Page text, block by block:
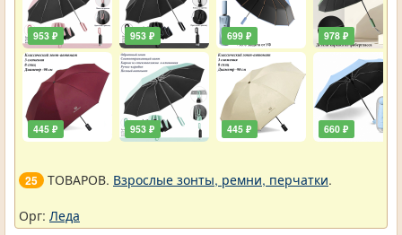
953 ₽
445 ₽
953 ₽
953 ₽
699 ₽
445 ₽
978 ₽
660 ₽
25 ТОВАРОВ. Взрослые зонты, ремни, перчатки.
Орг: Леда